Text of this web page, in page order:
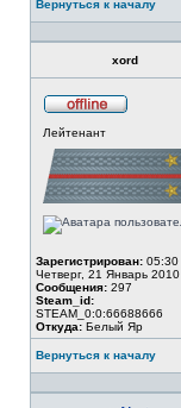
Вернуться к началу
xord
сети
Лейтенант
Зарегистрирован: 05:30
Четверг, 21 Январь 2010
Сообщения: 297
Steam_id:
STEAM_0:0:66688666
Откуда: Белый Яр
Вернуться к началу